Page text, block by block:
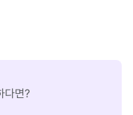
다면?